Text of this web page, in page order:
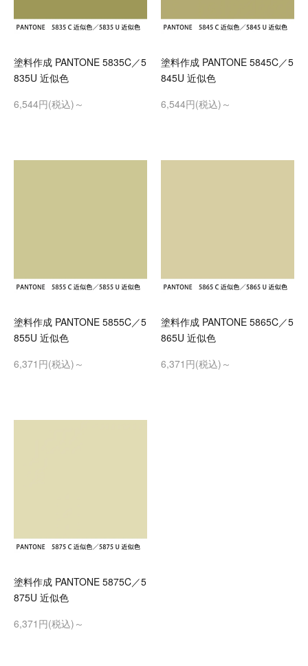
塗料作成 PANTONE 5835C／5
835U 近似色
6,544円(税込)～
塗料作成 PANTONE 5845C／5
845U 近似色
6,544円(税込)～
塗料作成 PANTONE 5855C／5
855U 近似色
6,371円(税込)～
塗料作成 PANTONE 5865C／5
865U 近似色
6,371円(税込)～
塗料作成 PANTONE 5875C／5
875U 近似色
6,371円(税込)～